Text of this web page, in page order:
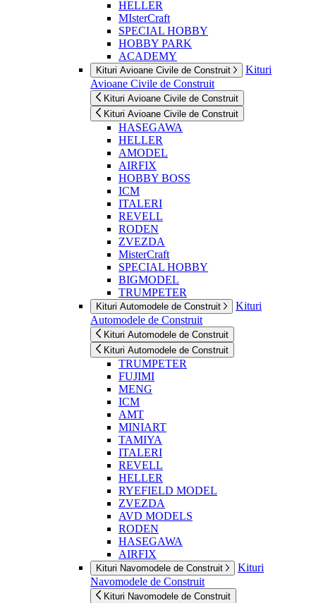
HELLER
MIsterCraft
SPECIAL HOBBY
HOBBY PARK
ACADEMY
Kituri Avioane Civile de Construit
Kituri
Avioane Civile de Construit
Kituri Avioane Civile de Construit
Kituri Avioane Civile de Construit
HASEGAWA
HELLER
AMODEL
AIRFIX
HOBBY BOSS
ICM
ITALERI
REVELL
RODEN
ZVEZDA
MisterCraft
SPECIAL HOBBY
BIGMODEL
TRUMPETER
Kituri Automodele de Construit
Kituri
Automodele de Construit
Kituri Automodele de Construit
Kituri Automodele de Construit
TRUMPETER
FUJIMI
MENG
ICM
AMT
MINIART
TAMIYA
ITALERI
REVELL
HELLER
RYEFIELD MODEL
ZVEZDA
AVD MODELS
RODEN
HASEGAWA
AIRFIX
Kituri Navomodele de Construit
Kituri
Navomodele de Construit
Kituri Navomodele de Construit